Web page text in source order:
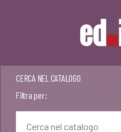
CERCA NEL CATALOGO
Filtra per: